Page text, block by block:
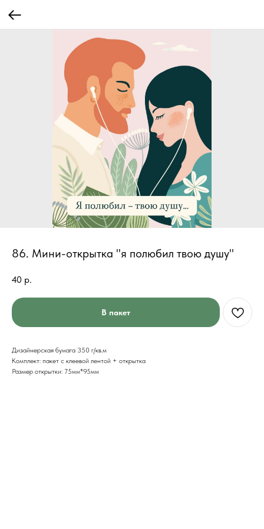
86. Мини-открытка "я полюбил твою душу"
40 р.
В пакет
Дизайнерская бумага 350 г/кв.м
Комплект: пакет с клеевой лентой + открытка
Размер открытки: 75мм*95мм